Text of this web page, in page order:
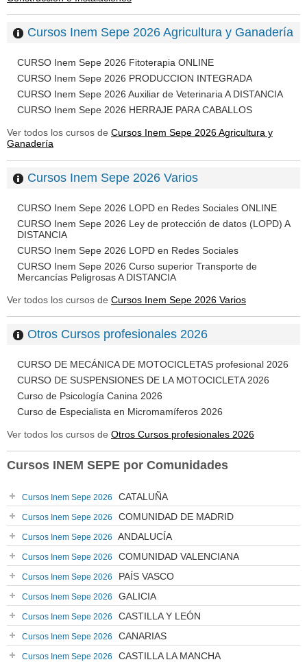
Cursos Inem Sepe 2026 Agricultura y Ganadería
CURSO Inem Sepe 2026 Fitoterapia ONLINE
CURSO Inem Sepe 2026 PRODUCCION INTEGRADA
CURSO Inem Sepe 2026 Auxiliar de Veterinaria A DISTANCIA
CURSO Inem Sepe 2026 HERRAJE PARA CABALLOS
Ver todos los cursos de Cursos Inem Sepe 2026 Agricultura y
Ganadería
Cursos Inem Sepe 2026 Varios
CURSO Inem Sepe 2026 LOPD en Redes Sociales ONLINE
CURSO Inem Sepe 2026 Ley de protección de datos (LOPD) A
DISTANCIA
CURSO Inem Sepe 2026 LOPD en Redes Sociales
CURSO Inem Sepe 2026 Curso superior Transporte de
Mercancías Peligrosas A DISTANCIA
Ver todos los cursos de Cursos Inem Sepe 2026 Varios
Otros Cursos profesionales 2026
CURSO DE MECÁNICA DE MOTOCICLETAS profesional 2026
CURSO DE SUSPENSIONES DE LA MOTOCICLETA 2026
Curso de Psicología Canina 2026
Curso de Especialista en Micromamíferos 2026
Ver todos los cursos de Otros Cursos profesionales 2026
Cursos INEM SEPE por Comunidades
Cursos Inem Sepe 2026 CATALUÑA
Cursos Inem Sepe 2026 COMUNIDAD DE MADRID
Cursos Inem Sepe 2026 ANDALUCÍA
Cursos Inem Sepe 2026 COMUNIDAD VALENCIANA
Cursos Inem Sepe 2026 PAÍS VASCO
Cursos Inem Sepe 2026 GALICIA
Cursos Inem Sepe 2026 CASTILLA Y LEÓN
Cursos Inem Sepe 2026 CANARIAS
Cursos Inem Sepe 2026 CASTILLA LA MANCHA